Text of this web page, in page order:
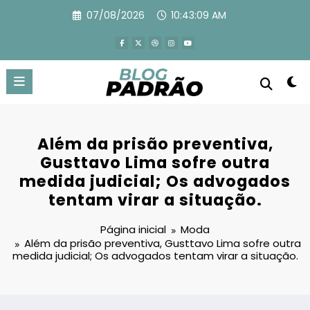
07/08/2026 10:43:10 AM
Além da prisão preventiva,
Gusttavo Lima sofre outra
medida judicial; Os advogados
tentam virar a situação.
Página inicial
Moda
Além da prisão preventiva, Gusttavo Lima sofre outra
medida judicial; Os advogados tentam virar a situação.